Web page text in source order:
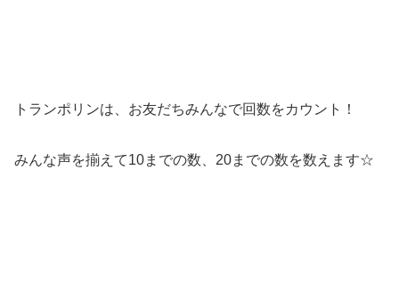
トランポリンは、お友だちみんなで回数をカウント！
みんな声を揃えて10までの数、20までの数を数えます☆